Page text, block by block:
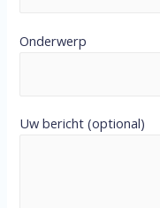
Onderwerp
Uw bericht (optional)